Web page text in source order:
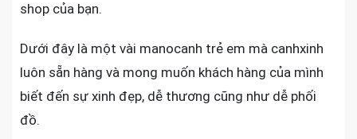
shop của bạn.
Dưới đây là một vài manocanh trẻ em mà canhxinh
luôn sẵn hàng và mong muốn khách hàng của mình
biết đến sự xinh đẹp, dễ thương cũng như dễ phối
đồ.